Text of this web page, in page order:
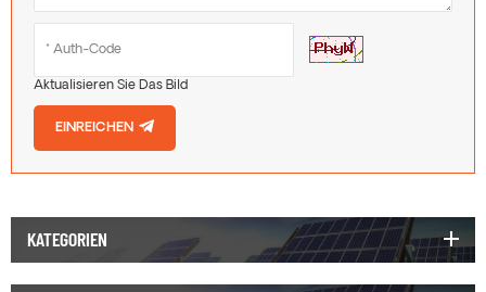
Aktualisieren Sie Das Bild
EINREICHEN
KATEGORIEN